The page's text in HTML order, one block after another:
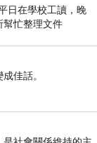
日在學校工讀，晚
幫忙整理文件
佳話。